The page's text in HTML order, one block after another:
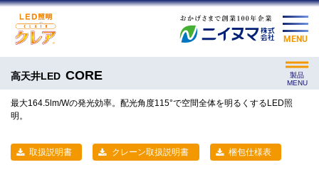
MENU
高天井LED CORE
製品
MENU
最大164.5lm/Wの発光効率。配光角度115°で空間全体を明るくするLED照
明。
取扱説明書 クレーン取扱説明書 梱包仕様表